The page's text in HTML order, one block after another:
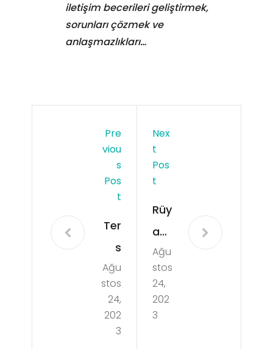
iletişim becerileri geliştirmek,
sorunları çözmek ve
anlaşmazlıkları…
Pre
Viou
S
Pos
T
Ter
s
Ilişk
iye
Gir
dim
Ağu
stos
24,
202
3
Nex
T
Pos
T
Rüy
ad
a
Ka
dın
Ka
Ağu
stos
24,
202
3